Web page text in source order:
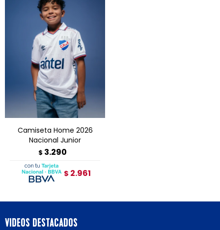
Camiseta Home 2026
Nacional Junior
$ 3.290
$ 2.961
VIDEOS DESTACADOS